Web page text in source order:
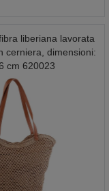
liberiana lavorata
cerniera, dimensioni:
cm 620023